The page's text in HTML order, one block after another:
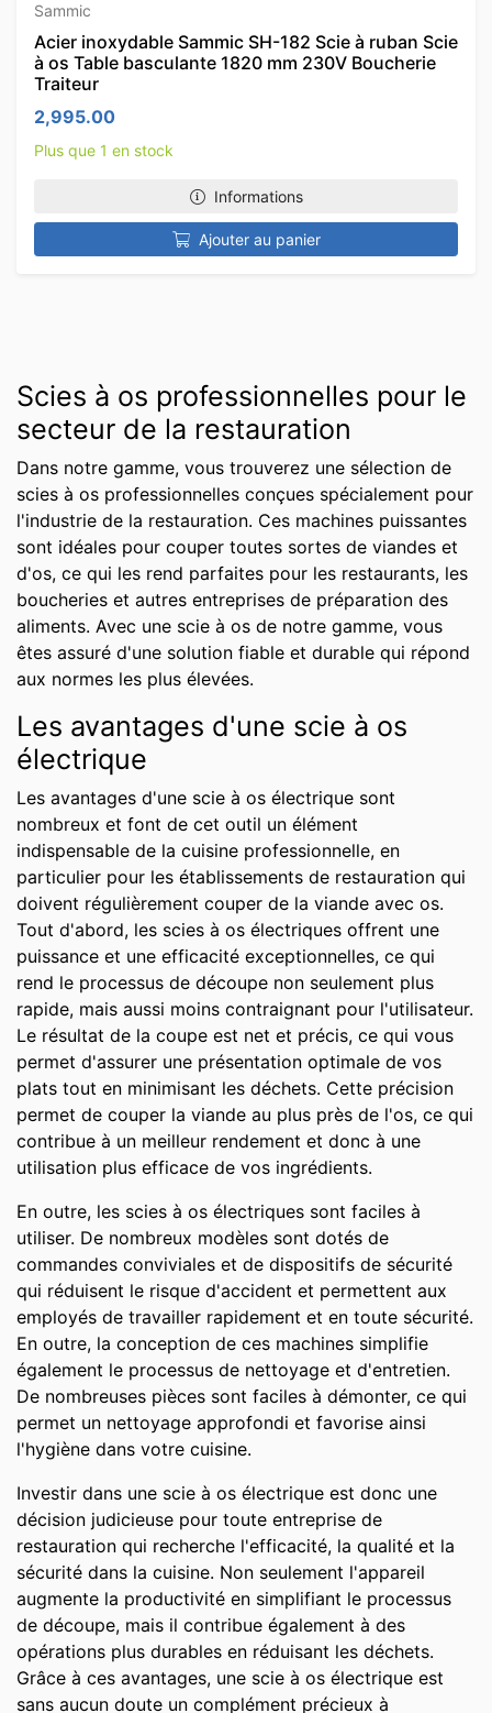
Sammic
Acier inoxydable Sammic SH-182 Scie à ruban Scie
à os Table basculante 1820 mm 230V Boucherie
Traiteur
2,995.00
Plus que 1 en stock
Informations
Ajouter au panier
Scies à os professionnelles pour le
secteur de la restauration
Dans notre gamme, vous trouverez une sélection de
scies à os professionnelles conçues spécialement pour
l'industrie de la restauration. Ces machines puissantes
sont idéales pour couper toutes sortes de viandes et
d'os, ce qui les rend parfaites pour les restaurants, les
boucheries et autres entreprises de préparation des
aliments. Avec une scie à os de notre gamme, vous
êtes assuré d'une solution fiable et durable qui répond
aux normes les plus élevées.
Les avantages d'une scie à os
électrique
Les avantages d'une scie à os électrique sont
nombreux et font de cet outil un élément
indispensable de la cuisine professionnelle, en
particulier pour les établissements de restauration qui
doivent régulièrement couper de la viande avec os.
Tout d'abord, les scies à os électriques offrent une
puissance et une efficacité exceptionnelles, ce qui
rend le processus de découpe non seulement plus
rapide, mais aussi moins contraignant pour l'utilisateur.
Le résultat de la coupe est net et précis, ce qui vous
permet d'assurer une présentation optimale de vos
plats tout en minimisant les déchets. Cette précision
permet de couper la viande au plus près de l'os, ce qui
contribue à un meilleur rendement et donc à une
utilisation plus efficace de vos ingrédients.
En outre, les scies à os électriques sont faciles à
utiliser. De nombreux modèles sont dotés de
commandes conviviales et de dispositifs de sécurité
qui réduisent le risque d'accident et permettent aux
employés de travailler rapidement et en toute sécurité.
En outre, la conception de ces machines simplifie
également le processus de nettoyage et d'entretien.
De nombreuses pièces sont faciles à démonter, ce qui
permet un nettoyage approfondi et favorise ainsi
l'hygiène dans votre cuisine.
Investir dans une scie à os électrique est donc une
décision judicieuse pour toute entreprise de
restauration qui recherche l'efficacité, la qualité et la
sécurité dans la cuisine. Non seulement l'appareil
augmente la productivité en simplifiant le processus
de découpe, mais il contribue également à des
opérations plus durables en réduisant les déchets.
Grâce à ces avantages, une scie à os électrique est
sans aucun doute un complément précieux à